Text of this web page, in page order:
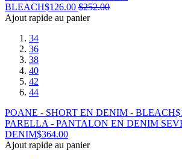
BLEACH$126.00 $252.00
Ajout rapide au panier
34
36
38
40
42
44
POANE - SHORT EN DENIM - BLEACH$
PARELLA - PANTALON EN DENIM
DENIM$364.00
Ajout rapide au panier